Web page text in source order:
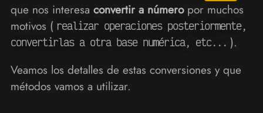
que nos interesa convertir a númeropor muchos
motivos ( realizar operaciones posteriormente,
convertirlas a otra base numérica, etc... ).
Veamos los detalles de estas conversiones y que
métodos vamos a utilizar.